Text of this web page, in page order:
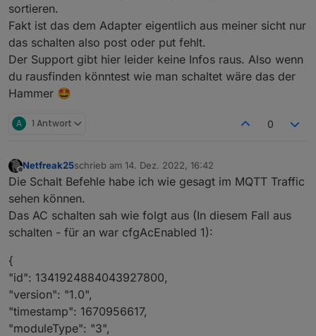
sortieren.
Fakt ist das dem Adapter eigentlich aus meiner sicht nur
das schalten also post oder put fehlt.
Der Support gibt hier leider keine Infos raus. Also wenn
du rausfinden könntest wie man schaltet wäre das der
Hammer 🤩
A 1 Antwort 0
Offline
Netfreak25schrieb am 14. Dez. 2022, 16:42
zuletzt editiert von
Die Schalt Befehle habe ich wie gesagt im MQTT Traffic
sehen können.
Das AC schalten sah wie folgt aus (In diesem Fall aus
schalten - für an war cfgAcEnabled 1):
{
"id": 1341924884043927800,
"version": "1.0",
"timestamp": 1670956617,
"moduleType": "3",